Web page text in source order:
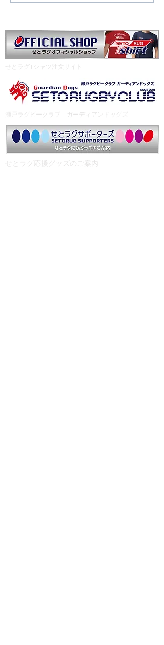
ご遠慮ください。 グラウンド
サイドで見学される方も椅子
の利用・飲食はご遠慮くださ
い。 #事務局
​せとラグTシャツ注文サイト
瀬戸ラグビークラブ ガーディアンドッグズ
​せとラグ応援グッズのご案内